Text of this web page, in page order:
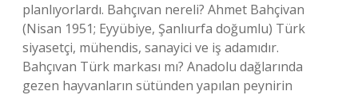
planlıyorlardı. Bahçıvan nereli? Ahmet Bahçivan
(Nisan 1951; Eyyübiye, Şanlıurfa doğumlu) Türk
siyasetçi, mühendis, sanayici ve iş adamıdır.
Bahçıvan Türk markası mı? Anadolu dağlarında
gezen hayvanların sütünden yapılan peynirin